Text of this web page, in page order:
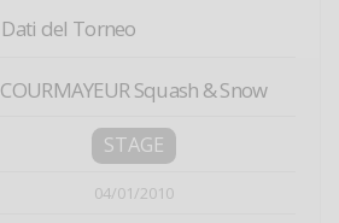
Dati del Torneo
COURMAYEUR Squash & Snow
STAGE
04/01/2010